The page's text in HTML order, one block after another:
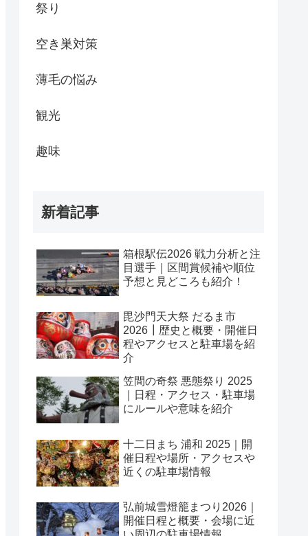
祭り
空き巣対策
薄毛の悩み
観光
趣味
新着記事
箱根駅伝2026 戦力分析と注
目選手｜区間賞候補や順位
予想と見どころも紹介！
毘沙門天大祭 だるま市
2026┃歴史と概要・開催日
程やアクセスと駐車場を紹
介
笠間の奇祭 悪態祭り 2025
｜日程・アクセス・駐車場
にルールや意味を紹介
十二日まち 浦和 2025｜開
催日程や場所・アクセスや
近くの駐車場情報
弘前城雪燈籠まつり2026｜
開催日程と概要・会場に近